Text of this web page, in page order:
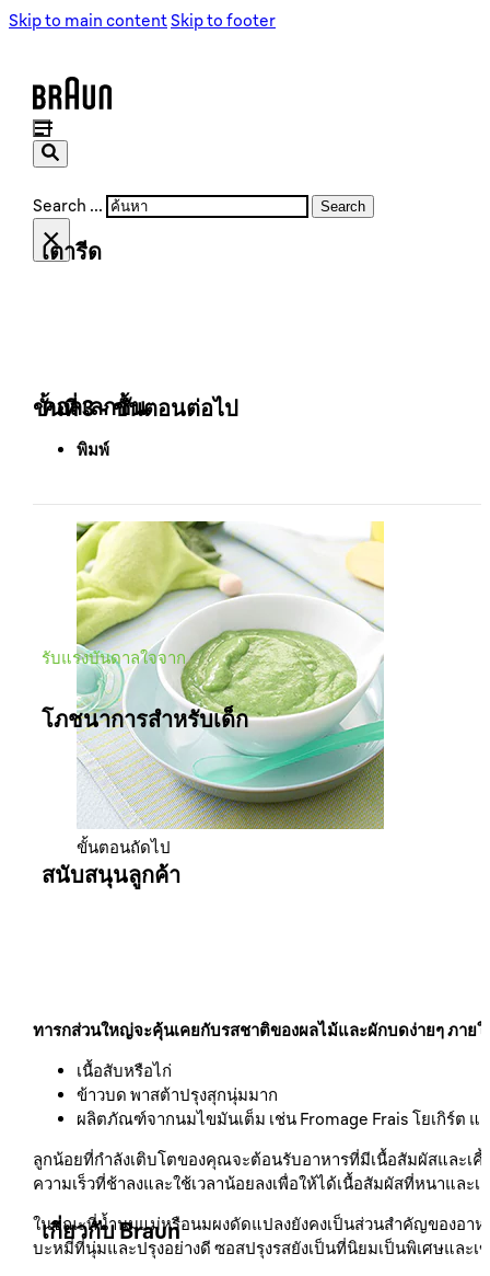
Skip to main contentSkip to footer
Search ... Search
×
ขั้นที่ 3 - ขั้นตอนต่อไป
พิมพ์
ขั้นตอนถัดไป
ทารกส่วนใหญ่จะคุ้นเคยกับรสชาติของผลไม้และผักบดง่ายๆ ภาย
เนื้อสับหรือไก่
ข้าวบด พาสต้าปรุงสุกนุ่มมาก
ผลิตภัณฑ์จากนมไขมันเต็ม เช่น Fromage Frais โยเกิร์ต แ
ลูกน้อยที่กำลังเติบโตของคุณจะต้อนรับอาหารที่มีเนื้อสัมผัสและเ
ความเร็วที่ช้าลงและใช้เวลาน้อยลงเพื่อให้ได้เนื้อสัมผัสที่หนาแ
ในขณะที่น้ำนมแม่หรือนมผงดัดแปลงยังคงเป็นส่วนสำคัญของอา
บะหมี่ที่นุ่มและปรุงอย่างดี ซอสปรุงรสยังเป็นที่นิยมเป็นพิเศษและ
เตารีด
คอลเลกชัน
PureEase Collection
รับแรงบันดาลใจจาก
โภชนาการสำหรับเด็ก
โภชนาการสำหรับเด็ก
สนับสนุนลูกค้า
สถานที่ขาย
นโยบายการรับประกัน
ระบุสินค้าลอกเลียนแบบ
เกี่ยวกับ Braun